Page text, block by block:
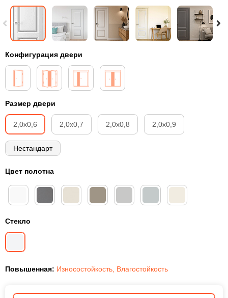
Конфигурация двери
Размер двери
2,0х0,6 2,0х0,7 2,0х0,8 2,0х0,9
Нестандарт
Цвет полотна
Стекло
Повышенная: Износостойкость, Влагостойкость